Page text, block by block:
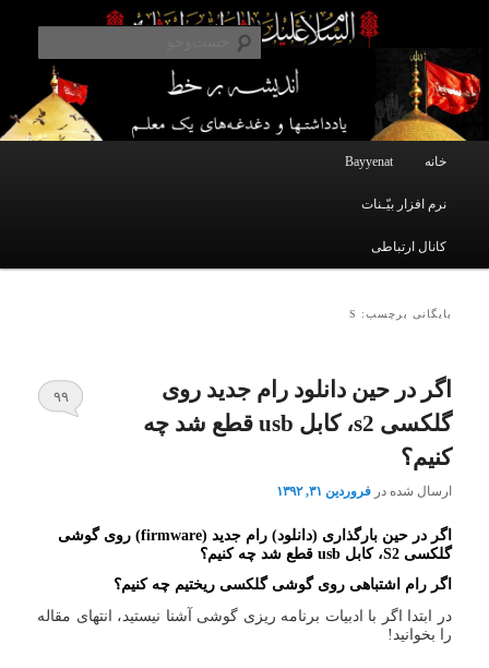
اندیشه بر خط
یادداشتهای یک معلم در باب زندگی، اخلاق، اخبار، علم و سیاست
خانه Bayyenat
نرم افزار بیّـنات
کانال ارتباطی
بایگانی برچسب: S
اگر در حین دانلود رام جدید روی
گلکسی s2، کابل usb قطع شد چه
کنیم؟
ارسال شده درفروردین ۳۱, ۱۳۹۲
۹۹
اگر در حین بارگذاری (دانلود) رام جدید (firmware) روی گوشی
گلکسی S2، کابل usb قطع شد چه کنیم؟
اگر رام اشتباهی روی گوشی گلکسی ریختیم چه کنیم؟
در ابتدا اگر با ادبیات برنامه ریزی گوشی آشنا نیستید، انتهای مقاله
را بخوانید!